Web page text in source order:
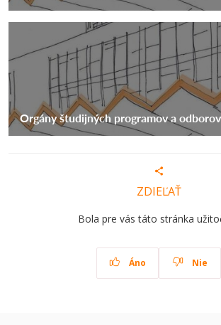
Orgány študijných programov a
ZDIEĽAŤ
Bola pre vás táto stránka
Áno Nie